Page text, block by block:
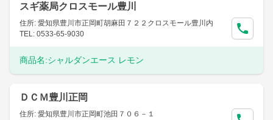
スギ薬局クロスモール豊川
住所: 愛知県豊川市正岡町胡麻田７２２クロスモール豊川内
TEL: 0533-65-9030
商品名:シャルダンエース レモン
ＤＣＭ豊川正岡
住所: 愛知県豊川市正岡町池田７０６－１